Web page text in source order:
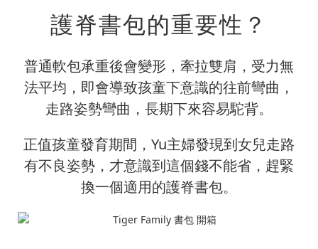
護脊書包的重要性？
普通軟包承重後會變形，牽拉雙肩，受力無
法平均，即會導致孩童下意識的往前彎曲，
走路姿勢彎曲，長期下來容易駝背。
正值孩童發育期間，Yu主婦發現到女兒走路
有不良姿勢，才意識到這個錢不能省，趕緊
換一個適用的護脊書包。